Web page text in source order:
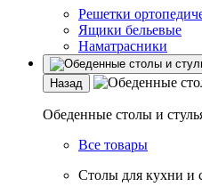
Решетки
Ящики бельевые
Наматрасники
Назад
Обеденные столы и
Все товары
Столы для кухни и